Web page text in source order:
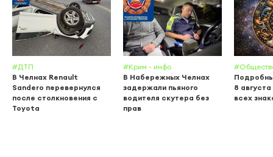
#ДТП
В Челнах Renault
Sandero перевернулся
после столкновения с
Toyota
#Крим - инфо
В Набережных Челнах
задержали пьяного
водителя скутера без
прав
8
всех